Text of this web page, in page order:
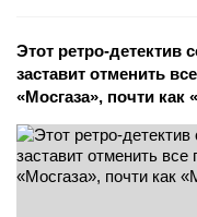
Этот ретро-
заставит отменить
«Мосгаза», почти